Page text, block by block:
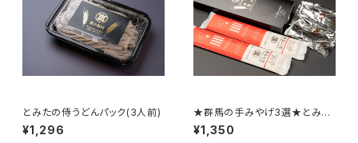
とみたの侍うどんパック(3人前)
¥1,296
★群馬の手みやげ3選★とみた
のひもかわ 2本セットつゆ付
き （4食）
¥1,350